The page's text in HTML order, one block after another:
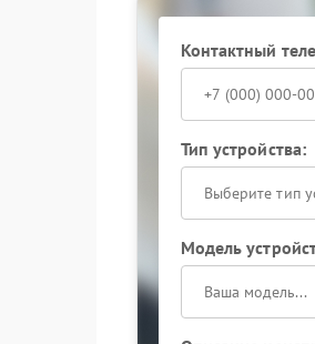
Обращение в
Сервисный центр
проверят работу
устройства. Это
Не игнорируйте
Доверьте ремонт
комфортную рабочую
Контактный
Тип устройства:
Выберите тип
Модель